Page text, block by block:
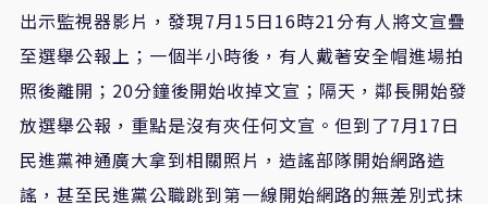
出示監視器影片，發現7月15日16時21分有人將文宣疊
至選舉公報上；一個半小時後，有人戴著安全帽進場拍
照後離開； 20分鐘後開始收掉文宣；隔天，鄰長開始發
放選舉公報，重點是沒有夾任何文宣 。但到了7月17日
民進黨神通廣大拿到相關照片，造謠部隊開始網路造
謠，甚至民進黨公職跳到第一線開始網路的無差別式抹